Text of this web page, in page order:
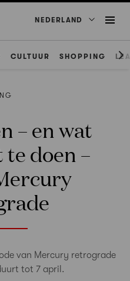
NEDERLAND
CULTUUR SHOPPING
– en wat
doen –
van Mercury retrograde
tot 7 april.